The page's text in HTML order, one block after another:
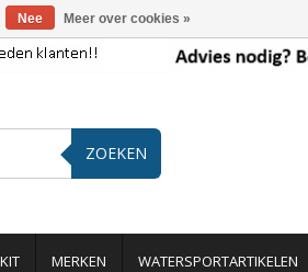
ZOEKEN
MERKEN WATERSPORTARTIKELEN
Nee Meer over cookies »